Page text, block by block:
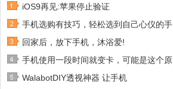
iOS9再见:苹果停止验证
手机选购有技巧，轻松选到自己心仪的手
回家后，放下手机，沐浴爱!
手机使用一段时间就变卡，可能是这个原
WalabotDIY透视神器 让手机